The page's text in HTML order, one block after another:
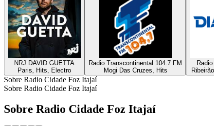
NRJ DAVID GUETTA
Paris, Hits, Electro
Radio Transcontinental 104.7 FM
Mogi Das Cruzes, Hits
Radio
Ribeirão
Sobre Radio Cidade Foz Itajaí
Sobre Radio Cidade Foz Itajaí
Sobre Radio Cidade Foz Itajaí